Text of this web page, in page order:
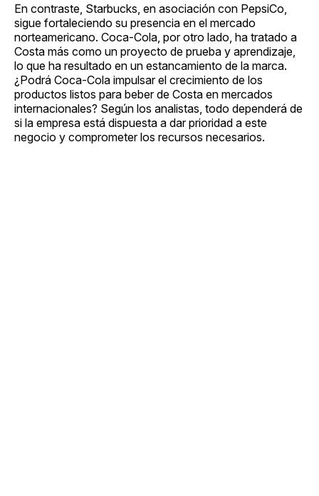
En contraste, Starbucks, en asociación con PepsiCo,
sigue fortaleciendo su presencia en el mercado
norteamericano. Coca-Cola, por otro lado, ha tratado a
Costa más como un proyecto de prueba y aprendizaje,
lo que ha resultado en un estancamiento de la marca.
¿Podrá Coca-Cola impulsar el crecimiento de los
productos listos para beber de Costa en mercados
internacionales? Según los analistas, todo dependerá de
si la empresa está dispuesta a dar prioridad a este
negocio y comprometer los recursos necesarios.